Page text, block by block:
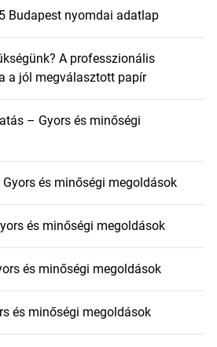
Budapest nyomdai adatlap
A professzionális
a jól megválasztott papír
– Gyors és minőségi
és minőségi megoldások
és minőségi megoldások
és minőségi megoldások
és minőségi megoldások